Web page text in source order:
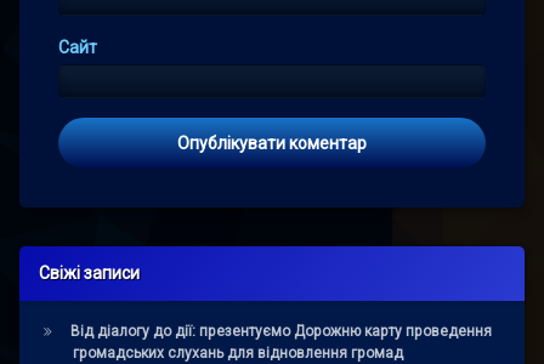
Сайт
Свіжі записи
Від діалогу до дії: презентуємо Дорожню карту проведення
громадських слухань для відновлення громад